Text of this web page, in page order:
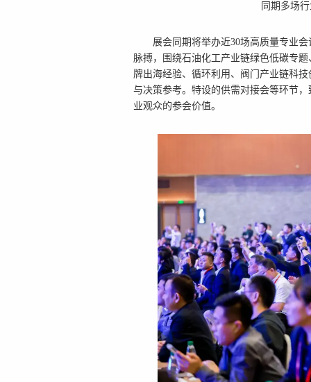
同期多场
展会同期将举办近30场高质量专业
脉搏，围绕石油化工产业链绿色低碳专
牌出海经验、循环利用、阀门产业链科
与决策参考。特设的供需对接会等环节
业观众的参会价值。